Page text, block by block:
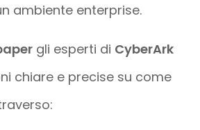
ambiente enterprise.
gli esperti di CyberArk
chiare e precise su come